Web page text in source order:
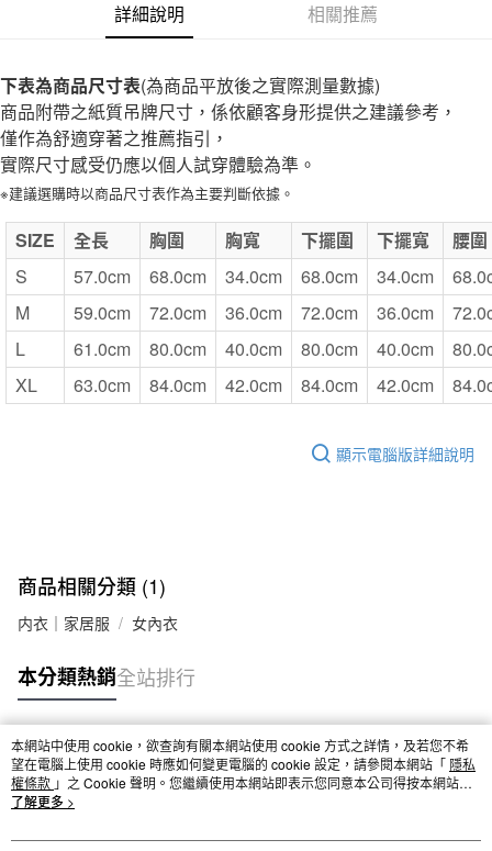
付款後7-11取貨
每筆NT$65，滿NT$1,000(含以上)免運費
宅配
每筆NT$150，滿NT$2,000(含以上)免運費
無印良品門市自取
免運費
詳細說明 相關推薦
下表為商品尺寸表(為商品平放後之實際測量數據)
商品附帶之紙質吊牌尺寸，係依顧客身形提供之建議參考，
僅作為舒適穿著之推薦指引，
實際尺寸感受仍應以個人試穿體驗為準。
※建議選購時以商品尺寸表作為主要判斷依據。
SIZE 全長 胸圍 胸寬 下擺圍 下擺寬
腰圍
S
57.0cm 68.0cm 34.0cm 68.0cm 34.0cm
M
59.0cm 72.0cm 36.0cm 72.0cm 36.0cm
L
61.0cm 80.0cm 40.0cm 80.0cm 40.0cm
XL
63.0cm 84.0cm 42.0cm 84.0cm 42.0cm
顯示電腦版詳細說明
商品相關分類 (1)
内衣｜家居服 女內衣
本分類熱銷全站排行
熱門標籤
本網站中使用 cookie，欲查詢有關本網站使用 cookie 方式之詳情，及若您不希
望在電腦上使用 cookie 時應如何變更電腦的 cookie 設定，請參閱本網站「 隱私
權條款 」之 Cookie 聲明。您繼續使用本網站即表示您同意本公司得按本網站使
用條款之 Cookie 聲明使用 cookie。
了解更多 >